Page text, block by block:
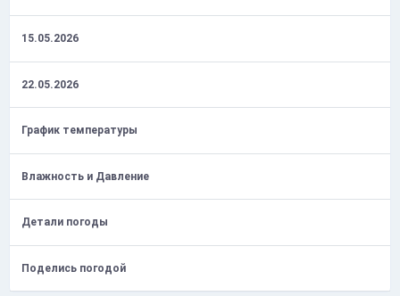
15.05.2026
22.05.2026
График температуры
Влажность и Давление
Детали погоды
Поделись погодой